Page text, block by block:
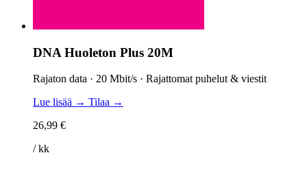
DNA Huoleton Plus 20M
Rajaton data · 20 Mbit/s · Rajattomat puhelut & viestit
Lue lisää → Tilaa →
26,99 €
/ kk